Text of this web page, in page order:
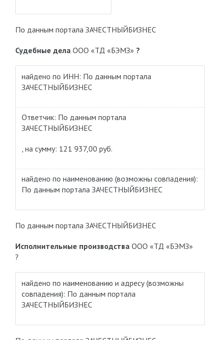
По данным портала ЗАЧЕСТНЫЙБИЗНЕС
Судебные делаООО «ТД «БЭМЗ» ?
найдено по ИНН: По данным портала
ЗАЧЕСТНЫЙБИЗНЕС
Ответчик: По данным портала
ЗАЧЕСТНЫЙБИЗНЕС
, на сумму: 121 937,00 руб.
найдено по наименованию (возможны совпадения):
По данным портала ЗАЧЕСТНЫЙБИЗНЕС
По данным портала ЗАЧЕСТНЫЙБИЗНЕС
Исполнительные производстваООО «ТД «БЭМЗ»
?
найдено по наименованию и адресу(возможны
совпадения): По данным портала
ЗАЧЕСТНЫЙБИЗНЕС